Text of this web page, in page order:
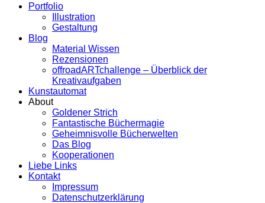
Portfolio
Illustration
Gestaltung
Blog
Material Wissen
Rezensionen
offroadARTchallenge – Überblick der
Kreativaufgaben
Kunstautomat
About
Goldener Strich
Fantastische Büchermagie
Geheimnisvolle Bücherwelten
Das Blog
Kooperationen
Liebe Links
Kontakt
Impressum
Datenschutzerklärung